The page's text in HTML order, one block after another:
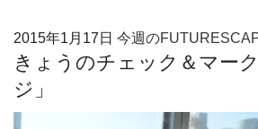
2015年1月17日 今週の
きょうのチェック＆マー
ジ」